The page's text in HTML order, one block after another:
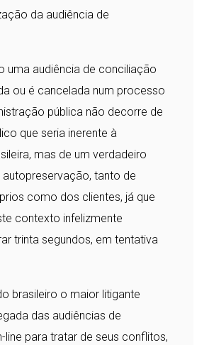
da audiência de
uma audiência de conciliação
ou é cancelada num processo
pública não decorre de
que seria inerente à
mas de um verdadeiro
tanto de
como dos clientes, já que
contexto infelizmente
trinta segundos, em tentativa
brasileiro o maior litigante
das audiências de
line para tratar de seus conflitos,